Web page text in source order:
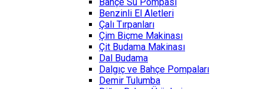
Benzinli El Aletleri
Çalı Tırpanları
Çim Biçme Makinası
Çit Budama Makinası
Dal Budama
Dalgıç ve Bahçe Pompaları
Demir Tulumba